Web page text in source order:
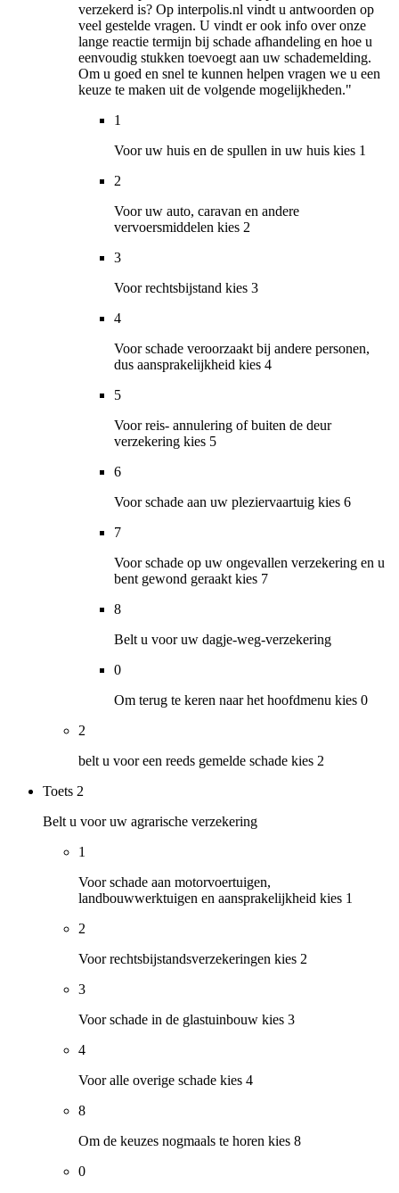
verzekerd is? Op interpolis.nl vindt u antwoorden op
veel gestelde vragen. U vindt er ook info over onze
lange reactie termijn bij schade afhandeling en hoe u
eenvoudig stukken toevoegt aan uw schademelding.
Om u goed en snel te kunnen helpen vragen we u een
keuze te maken uit de volgende mogelijkheden."
1
Voor uw huis en de spullen in uw huis kies 1
2
Voor uw auto, caravan en andere
vervoersmiddelen kies 2
3
Voor rechtsbijstand kies 3
4
Voor schade veroorzaakt bij andere personen,
dus aansprakelijkheid kies 4
5
Voor reis- annulering of buiten de deur
verzekering kies 5
6
Voor schade aan uw pleziervaartuig kies 6
7
Voor schade op uw ongevallen verzekering en u
bent gewond geraakt kies 7
8
Belt u voor uw dagje-weg-verzekering
0
Om terug te keren naar het hoofdmenu kies 0
2
belt u voor een reeds gemelde schade kies 2
Toets 2
Belt u voor uw agrarische verzekering
1
Voor schade aan motorvoertuigen,
landbouwwerktuigen en aansprakelijkheid kies 1
2
Voor rechtsbijstandsverzekeringen kies 2
3
Voor schade in de glastuinbouw kies 3
4
Voor alle overige schade kies 4
8
Om de keuzes nogmaals te horen kies 8
0